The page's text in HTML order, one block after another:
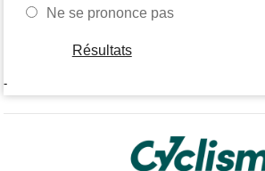
Ne se prononce pas
Résultats
-